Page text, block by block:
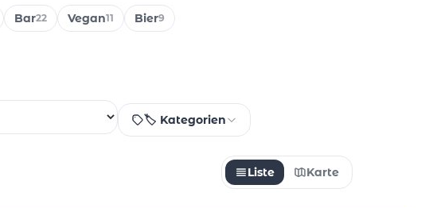
Bar22 Vegan11 Bier9
🏷️ Kategorien
Liste Karte